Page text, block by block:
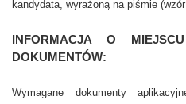
kandydata, wyrażoną na piśmie
INFORMACJA O
DOKUMENTÓW:
Wymagane dokumenty